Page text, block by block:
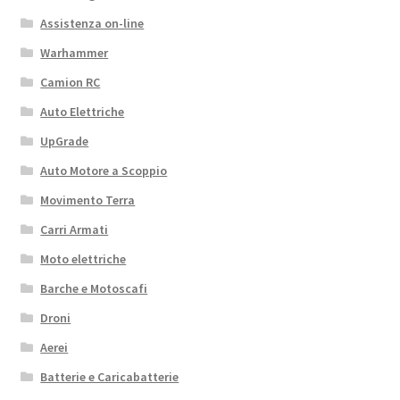
Assistenza on-line
Warhammer
Camion RC
Auto Elettriche
UpGrade
Auto Motore a Scoppio
Movimento Terra
Carri Armati
Moto elettriche
Barche e Motoscafi
Droni
Aerei
Batterie e Caricabatterie